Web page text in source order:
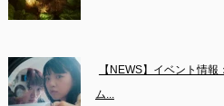
【NEWS】イベント情
ム...